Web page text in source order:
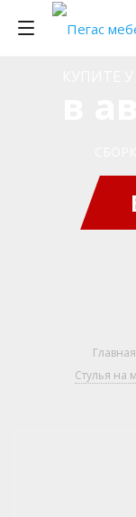
Главная
Стулья на